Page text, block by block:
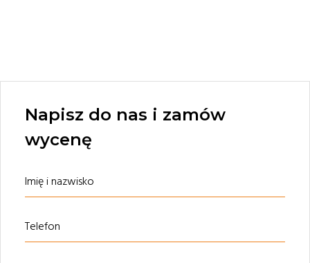
Napisz do nas i zamów
wycenę
Imię i nazwisko
Telefon